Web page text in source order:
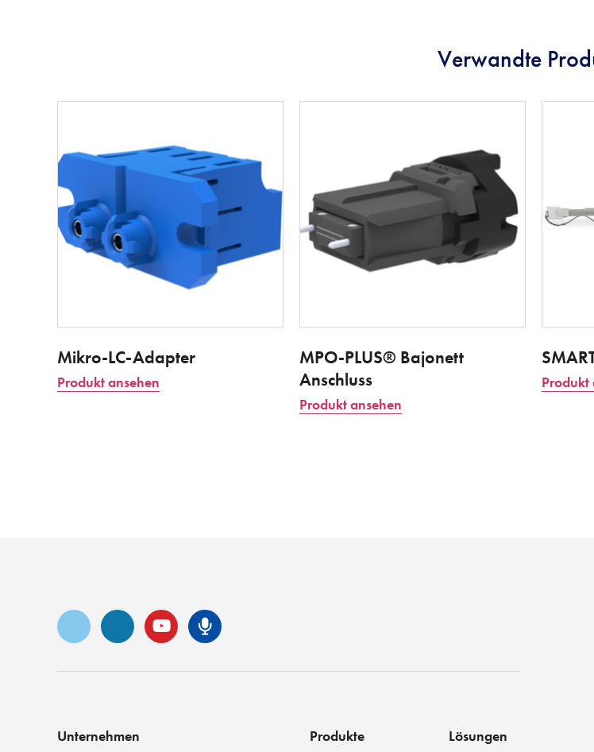
Verwandte
Mikro-LC-Adapter
Produkt ansehen
MPO-PLUS® Bajonett
Anschluss
Produkt ansehen
Produkt
Vimeo LinkedInYouTubeSenko-Podcast
Unternehmen Produkte Lösungen